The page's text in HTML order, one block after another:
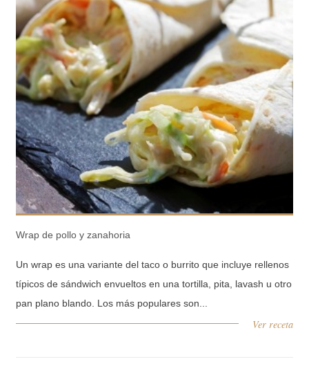
Wrap de pollo y zanahoria
Un wrap es una variante del taco o burrito que incluye rellenos
típicos de sándwich envueltos en una tortilla, pita, lavash u otro
pan plano blando. Los más populares son...
Ver receta